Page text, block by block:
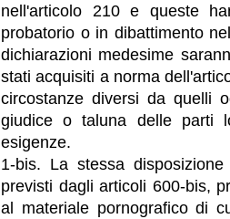
nell'articolo 210 e queste
probatorio o in dibattimento
dichiarazioni medesime
stati acquisiti a norma
circostanze diversi da quelli
giudice o taluna delle parti
esigenze.
1-bis. La stessa
previsti dagli articoli 600-bis,
al materiale pornografico di